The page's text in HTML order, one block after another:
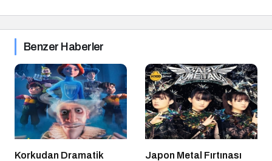
Benzer Haberler
Korkudan Dramatik
Japon Metal Fırtınası